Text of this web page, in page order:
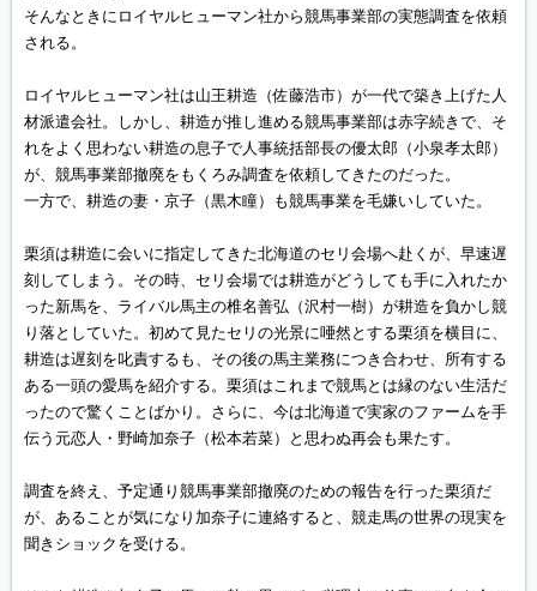
そんなときにロイヤルヒューマン社から競馬事業部の実態調査を依頼
される。
ロイヤルヒューマン社は山王耕造（佐藤浩市）が一代で築き上げた人
材派遣会社。しかし、耕造が推し進める競馬事業部は赤字続きで、そ
れをよく思わない耕造の息子で人事統括部長の優太郎（小泉孝太郎）
が、競馬事業部撤廃をもくろみ調査を依頼してきたのだった。
一方で、耕造の妻・京子（黒木瞳）も競馬事業を毛嫌いしていた。
栗須は耕造に会いに指定してきた北海道のセリ会場へ赴くが、早速遅
刻してしまう。その時、セリ会場では耕造がどうしても手に入れたか
った新馬を、ライバル馬主の椎名善弘（沢村一樹）が耕造を負かし競
り落としていた。初めて見たセリの光景に唖然とする栗須を横目に、
耕造は遅刻を叱責するも、その後の馬主業務につき合わせ、所有する
ある一頭の愛馬を紹介する。栗須はこれまで競馬とは縁のない生活だ
ったので驚くことばかり。さらに、今は北海道で実家のファームを手
伝う元恋人・野崎加奈子（松本若菜）と思わぬ再会も果たす。
調査を終え、予定通り競馬事業部撤廃のための報告を行った栗須だ
が、あることが気になり加奈子に連絡すると、競走馬の世界の現実を
聞きショックを受ける。